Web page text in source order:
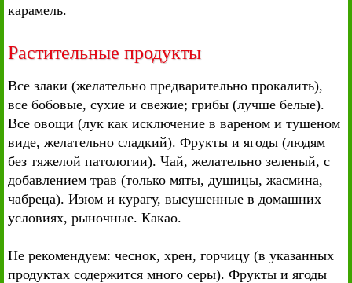
карамель.
Растительные продукты
Все злаки (желательно предварительно прокалить),
все бобовые, сухие и свежие; грибы (лучше белые).
Все овощи (лук как исключение в вареном и тушеном
виде, желательно сладкий). Фрукты и ягоды (людям
без тяжелой патологии). Чай, желательно зеленый, с
добавлением трав (только мяты, душицы, жасмина,
чабреца). Изюм и курагу, высушенные в домашних
условиях, рыночные. Какао.
Не рекомендуем: чеснок, хрен, горчицу (в указанных
продуктах содержится много серы). Фрукты и ягоды